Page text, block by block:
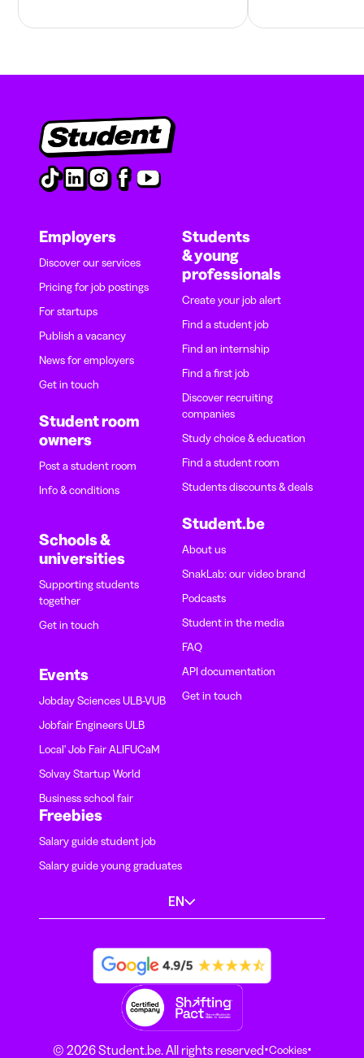
Employers
Discover our services
Pricing for job postings
For startups
Publish a vacancy
News for employers
Get in touch
Student room
owners
Post a student room
Info & conditions
Schools &
universities
Supporting students
together
Get in touch
Events
Jobday Sciences ULB-VUB
Jobfair Engineers ULB
Local' Job Fair ALIFUCaM
Solvay Startup World
Business school fair
Students
& young
professionals
Create your job alert
Find a student job
Find an internship
Find a first job
Discover recruiting
companies
Study choice & education
Find a student room
Students discounts & deals
Student.be
About us
SnakLab: our video brand
Podcasts
Student in the media
FAQ
API documentation
Get in touch
Freebies
Salary guide student job
Salary guide young graduates
EN
© 2026 Student.be. All rights reserved·Cookies·